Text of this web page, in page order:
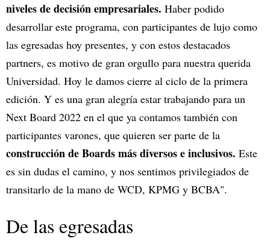
niveles de decisión empresariales. Haber podido
desarrollar este programa, con participantes de lujo como
las egresadas hoy presentes, y con estos destacados
partners, es motivo de gran orgullo para nuestra querida
Universidad. Hoy le damos cierre al ciclo de la primera
edición. Y es una gran alegría estar trabajando para un
Next Board 2022 en el que ya contamos también con
participantes varones, que quieren ser parte de la
construcción de Boards más diversos e inclusivos. Este
es sin dudas el camino, y nos sentimos privilegiados de
transitarlo de la mano de WCD, KPMG y BCBA".
De las egresadas